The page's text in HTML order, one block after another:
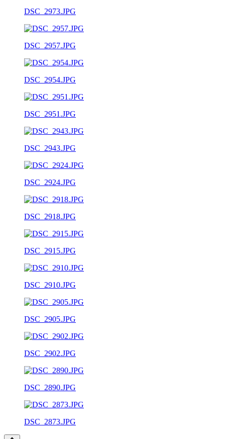
DSC_2973.JPG
DSC_2957.JPG
DSC_2954.JPG
DSC_2951.JPG
DSC_2943.JPG
DSC_2924.JPG
DSC_2918.JPG
DSC_2915.JPG
DSC_2910.JPG
DSC_2905.JPG
DSC_2902.JPG
DSC_2890.JPG
DSC_2873.JPG